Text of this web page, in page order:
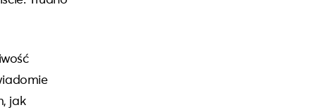
jak